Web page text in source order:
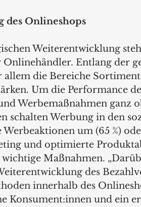
Onlineshops
Weiterentwicklung
Onlinehändler. Entlang der
allem die Bereiche
Um die Performance
Werbemaßnahmen ganz
schalten Werbung in den
Werbeaktionen um (65 %)
und optimierte
Maßnahmen.
des
innerhalb des
Konsument:innen und ein